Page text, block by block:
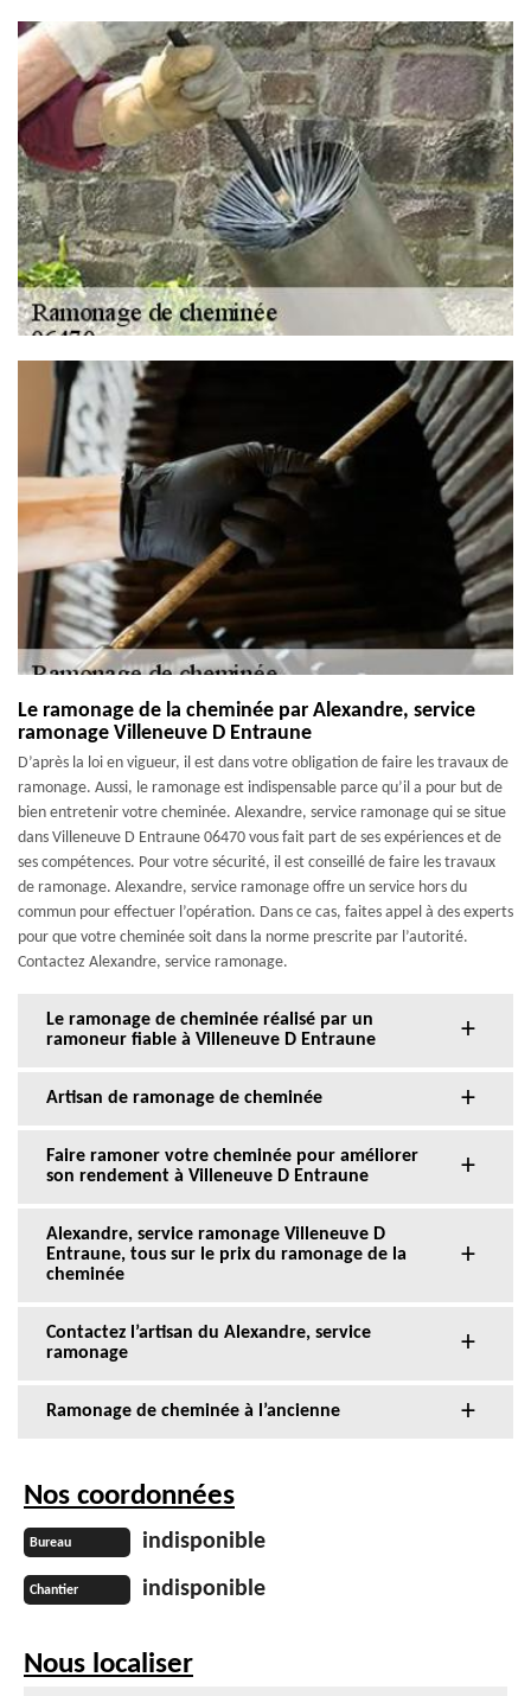
Le ramonage de la cheminée par Alexandre, service
ramonage Villeneuve D Entraune
D’après la loi en vigueur, il est dans votre obligation de faire les travaux de
ramonage. Aussi, le ramonage est indispensable parce qu’il a pour but de
bien entretenir votre cheminée. Alexandre, service ramonage qui se situe
dans Villeneuve D Entraune 06470 vous fait part de ses expériences et de
ses compétences. Pour votre sécurité, il est conseillé de faire les travaux
de ramonage. Alexandre, service ramonage offre un service hors du
commun pour effectuer l’opération. Dans ce cas, faites appel à des experts
pour que votre cheminée soit dans la norme prescrite par l’autorité.
Contactez Alexandre, service ramonage.
Le ramonage de cheminée réalisé par un
ramoneur fiable à Villeneuve D Entraune
Artisan de ramonage de cheminée
Faire ramoner votre cheminée pour améliorer
son rendement à Villeneuve D Entraune
Alexandre, service ramonage Villeneuve D
Entraune, tous sur le prix du ramonage de la
cheminée
Contactez l’artisan du Alexandre, service
ramonage
Ramonage de cheminée à l’ancienne
Nos coordonnées
Bureau indisponible
Chantier indisponible
Nous localiser